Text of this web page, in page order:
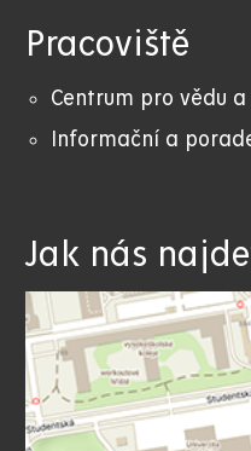
Pracoviště
Centrum pro vědu a
Informační a
Jak nás